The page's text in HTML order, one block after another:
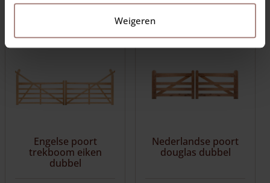
Weigeren
selecteren
selecteren
Engelse poort
trekboom eiken
dubbel
Nederlandse poort
douglas dubbel